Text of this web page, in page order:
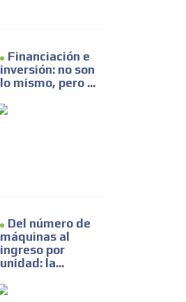
Financiación e
inversión: no son
lo mismo, pero ...
Del número de
máquinas al
ingreso por
unidad: la...